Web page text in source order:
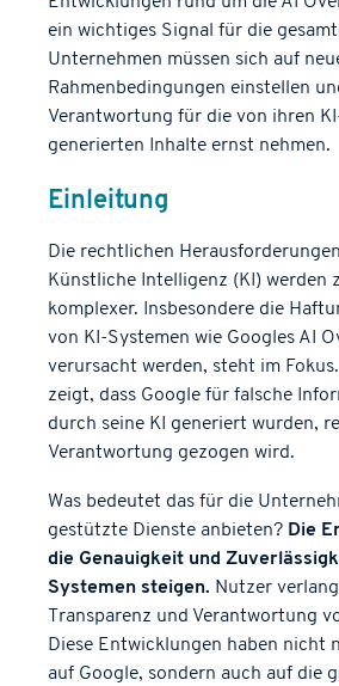
ein wichtiges Signal für die
Unternehmen müssen sich auf
Rahmenbedingungen einstellen
Verantwortung für die von ihren
generierten Inhalte ernst nehmen.
Einleitung
Die rechtlichen
Künstliche Intelligenz (KI) werden
komplexer. Insbesondere die
von KI-Systemen wie Googles AI
verursacht werden, steht im Fokus.
zeigt, dass Google für falsche
durch seine KI generiert wurden,
Verantwortung gezogen wird.
Was bedeutet das für die
gestützte Dienste anbieten? Die
die Genauigkeit und
Systemen steigen. Nutzer
Transparenz und Verantwortung
Diese Entwicklungen haben nicht
auf Google, sondern auch auf die